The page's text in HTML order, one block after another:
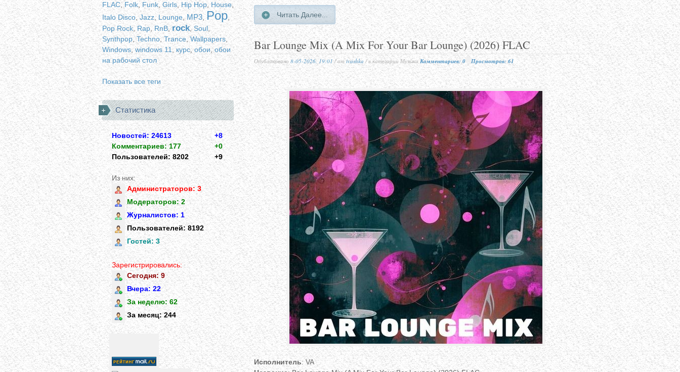
FLAC, Folk,Funk Girls, Hip Hop House,
Italo Disco ,Jazz, Lounge,MP3 ,Pop
Pop Rock, Rap RnB ,rock,Soul,
Synthpop ,Techno,Trance ,Wallpapers,
Windows,windows 11,курс ,обои,обои
на рабочий стол
Показать все теги
Статистика
+8
Новостей: 24613
+0
Комментариев: 177
+9
Пользователей: 8202
Из них:
Администраторов: 3
Модераторов: 2
Журналистов: 1
Пользователей: 8192
Гостей: 3
Зарегистрировались:
Сегодня: 9
Вчера: 22
За неделю: 62
За месяц: 244
Читать Далее...
Bar Lounge Mix (A Mix For Your Bar Lounge) (2026) FLAC
Опубликовано 8-05-2026, 19:01/ отivashka / в категории МузыкаКомментариев: 0 Просмотров: 61
Исполнитель: VA